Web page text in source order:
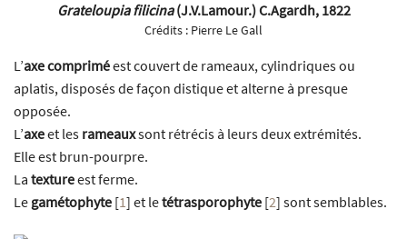
Grateloupia filicina(J.V.Lamour.) C.Agardh, 1822
Crédits : Pierre Le Gall
L’axe compriméest couvert de rameaux, cylindriques ou
aplatis, disposés de façon distique et alterne à presque
opposée.
L’axeet les rameauxsont rétrécis à leurs deux extrémités.
Elle est brun-pourpre.
La textureest ferme.
Le gamétophyte [1] et letétrasporophyte [2] sont semblables.